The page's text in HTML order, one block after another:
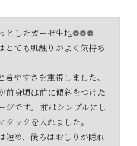
としたガーゼ生地❁❁❁
とても肌触りがよく気持ち
やすさを重視しました。
前身頃は前に傾斜をつけた
ジです。 前はシンプルにし
ックを入れました。
短め、後ろはおしりが隠れ